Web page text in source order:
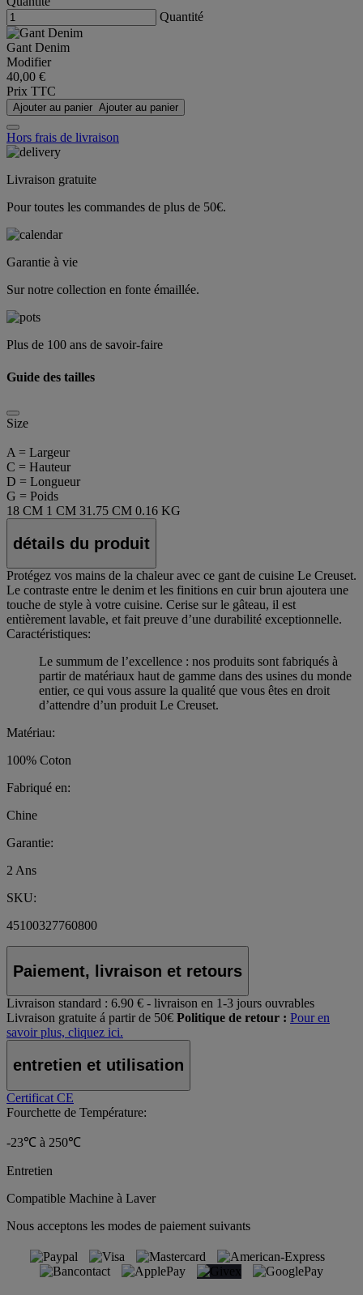
Quantité
Gant Denim
Modifier
40,00 €
Prix TTC
Ajouter au panier Ajouter au panier
Hors frais de livraison
Livraison gratuite
Pour toutes les commandes de plus de 50€.
Garantie à vie
Sur notre collection en fonte émaillée.
Plus de 100 ans de savoir-faire
Guide des tailles
Size
A = Largeur
C = Hauteur
D = Longueur
G = Poids
18 CM 1 CM 31.75 CM 0.16 KG
détails du produit
Protégez vos mains de la chaleur avec ce gant de cuisine Le Creuset.
Le contraste entre le denim et les finitions en cuir brun ajoutera une
touche de style à votre cuisine. Cerise sur le gâteau, il est
entièrement lavable, et fait preuve d’une durabilité exceptionnelle.
Caractéristiques:
Le summum de l’excellence : nos produits sont fabriqués à
partir de matériaux haut de gamme dans des usines du monde
entier, ce qui vous assure la qualité que vous êtes en droit
d’attendre d’un produit Le Creuset.
Matériau:
100% Coton
Fabriqué en:
Chine
Garantie:
2 Ans
SKU:
45100327760800
Paiement, livraison et retours
Livraison standard : 6.90 € - livraison en 1-3 jours ouvrables
Livraison gratuite á partir de 50€ Politique de retour : Pour en
savoir plus, cliquez ici.
entretien et utilisation
Certificat CE
Fourchette de Température:
-23℃ à 250℃
Entretien
Compatible Machine à Laver
Nous acceptons les modes de paiement suivants